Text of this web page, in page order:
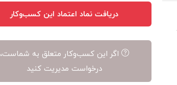
دریافت نماد اعتماد این کسب‌وکار
اگر این کسب‌وکار متعلق به شماست،
درخواست مدیریت کنید